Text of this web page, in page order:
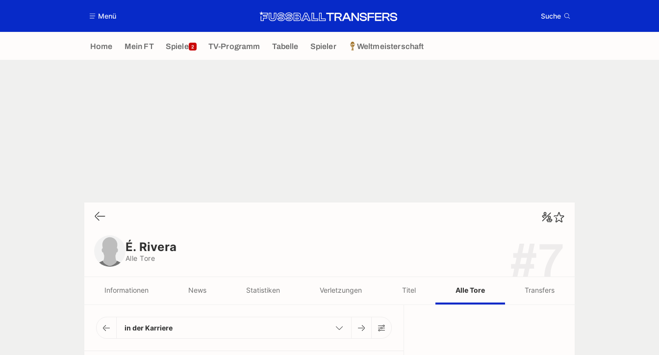
Menü Suche
Home Mein FT Spiele 2 TV-Programm Tabelle Spieler Weltmeisterschaft
É. Rivera
Alle Tore
Informationen News Statistiken Verletzungen Titel Alle Tore Transfers
in der Karriere